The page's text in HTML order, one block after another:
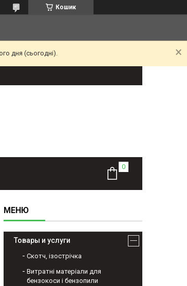
Кошик
дня (сьогодні).
Товары и услуги
Скотч, ізострічка
Витратні матеріали для
бензокоси і бензопили